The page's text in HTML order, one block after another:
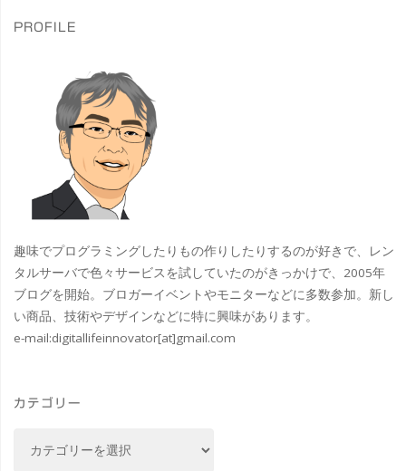
し"
カ
イ
ツ
リ
ー
の
コ
井
送
り
PROFILE
趣味でプログラミングしたりもの作りしたりするのが好きで、レン
タルサーバで色々サービスを試していたのがきっかけで、2005年
ブログを開始。ブロガーイベントやモニターなどに多数参加。新し
い商品、技術やデザインなどに特に興味があります。
e-mail:digitallifeinnovator[at]gmail.com
カテゴリー